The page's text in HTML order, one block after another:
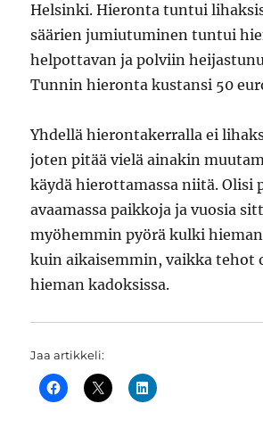
Helsinki. Hieronta tuntui
säärien jumiutuminen tuntui
helpottavan ja polviin
Tunnin hieronta kustansi 50
Yhdellä hierontakerralla ei
joten pitää vielä ainakin
käydä hierottamassa niitä. Olisi
avaamassa paikkoja ja vuosia
myöhemmin pyörä kulki
kuin aikaisemmin, vaikka tehot
hieman kadoksissa.
Jaa artikkeli: